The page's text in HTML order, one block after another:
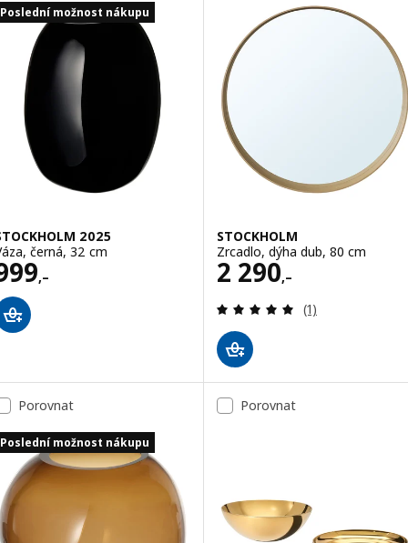
Poslední možnost nákupu
2025
černá, 32 cm
,– 999,–
STOCKHOLM
Zrcadlo, dýha dub, 80 cm
2 290,–
Cena 2290,–
Recenze: 5 z 5
(1)
Porovnat
Poslední možnost nákupu
Porovnat